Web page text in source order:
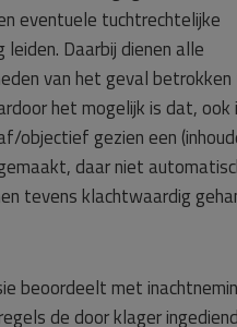
eventuele tuchtrechtelijke
leiden. Daarbij dienen alle
van het geval
het mogelijk is dat, ook
objectief gezien een
daar niet
tevens klachtwaardig
beoordeelt met
de door klager